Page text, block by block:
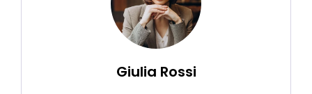
Giulia Rossi